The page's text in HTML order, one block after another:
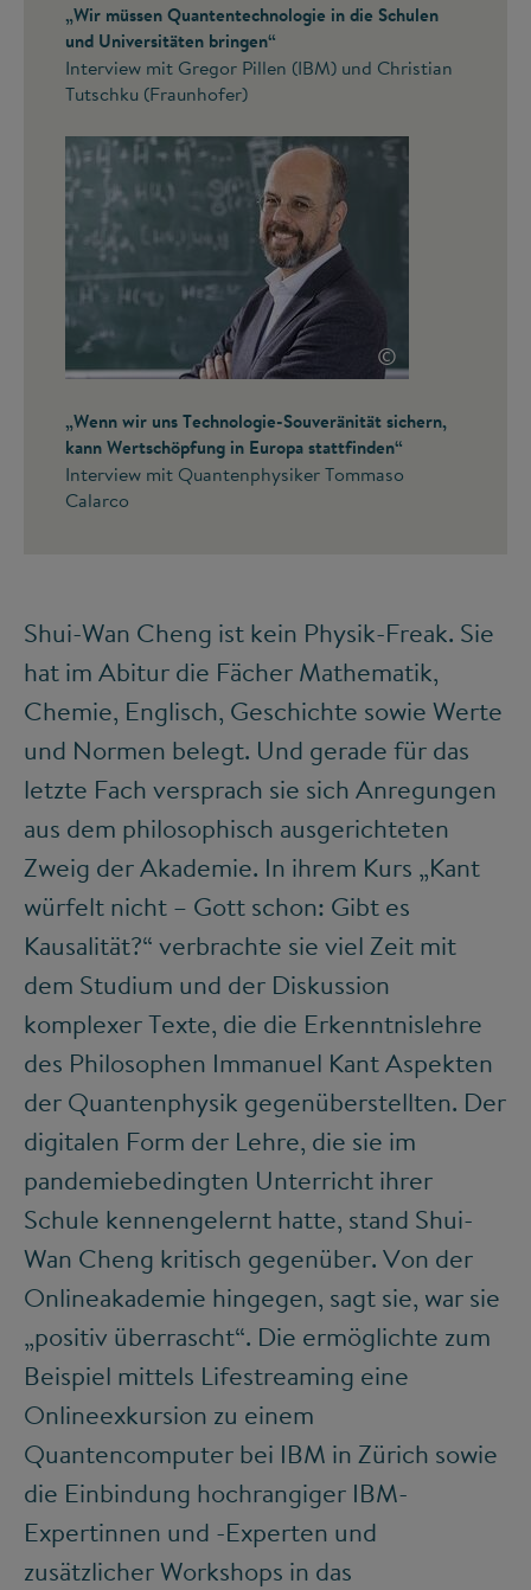
„Wir müssen Quantentechnologie in die Schulen
und Universitäten bringen“
Interview mit Gregor Pillen (IBM) und Christian
Tutschku (Fraunhofer)
©
„Wenn wir uns Technologie-Souveränität sichern,
kann Wertschöpfung in Europa stattfinden“
Interview mit Quantenphysiker Tommaso
Calarco
Shui-Wan Cheng ist kein Physik-Freak. Sie
hat im Abitur die Fächer Mathematik,
Chemie, Englisch, Geschichte sowie Werte
und Normen belegt. Und gerade für das
letzte Fach versprach sie sich Anregungen
aus dem philosophisch ausgerichteten
Zweig der Akademie. In ihrem Kurs „Kant
würfelt nicht – Gott schon: Gibt es
Kausalität?“ verbrachte sie viel Zeit mit
dem Studium und der Diskussion
komplexer Texte, die die Erkenntnislehre
des Philosophen Immanuel Kant Aspekten
der Quantenphysik gegenüberstellten. Der
digitalen Form der Lehre, die sie im
pandemiebedingten Unterricht ihrer
Schule kennengelernt hatte, stand Shui-
Wan Cheng kritisch gegenüber. Von der
Onlineakademie hingegen, sagt sie, war sie
„positiv überrascht“. Die ermöglichte zum
Beispiel mittels Lifestreaming eine
Onlineexkursion zu einem
Quantencomputer bei IBM in Zürich sowie
die Einbindung hochrangiger IBM-
Expertinnen und -Experten und
zusätzlicher Workshops in das